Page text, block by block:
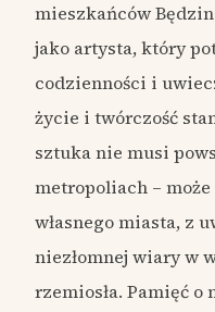
mieszkańców
jako artysta, który
codzienności i
życie i twórczość
sztuka nie musi
metropoliach –
własnego miasta, z
niezłomnej wiary w
rzemiosła. Pamięć